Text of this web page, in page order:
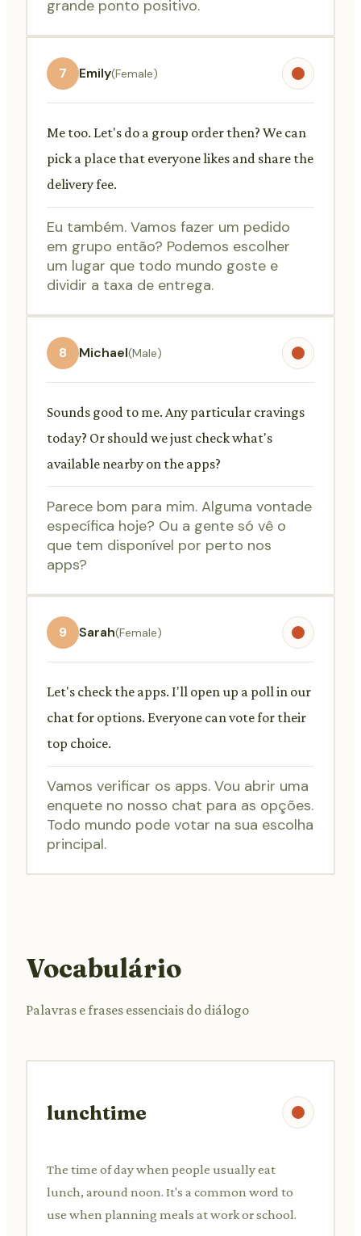
grande ponto positivo.
7 Emily(Female)
Me too. Let's do a group order then? We can
pick a place that everyone likes and share the
delivery fee.
Eu também. Vamos fazer um pedido
em grupo então? Podemos escolher
um lugar que todo mundo goste e
dividir a taxa de entrega.
8 Michael(Male)
Sounds good to me. Any particular cravings
today? Or should we just check what's
available nearby on the apps?
Parece bom para mim. Alguma vontade
específica hoje? Ou a gente só vê o
que tem disponível por perto nos
apps?
9 Sarah(Female)
Let's check the apps. I'll open up a poll in our
chat for options. Everyone can vote for their
top choice.
Vamos verificar os apps. Vou abrir uma
enquete no nosso chat para as opções.
Todo mundo pode votar na sua escolha
principal.
Vocabulário
Palavras e frases essenciais do diálogo
lunchtime
The time of day when people usually eat
lunch, around noon. It's a common word to
use when planning meals at work or school.